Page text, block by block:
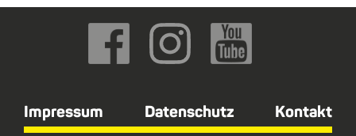
Impressum Datenschutz Kontakt